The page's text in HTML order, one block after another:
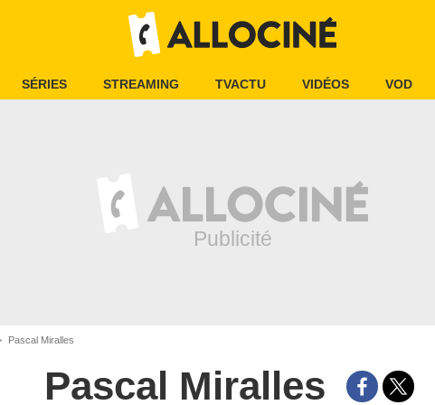
SÉRIES STREAMING TVACTU VIDÉOS VOD
Pascal Miralles
Pascal Miralles